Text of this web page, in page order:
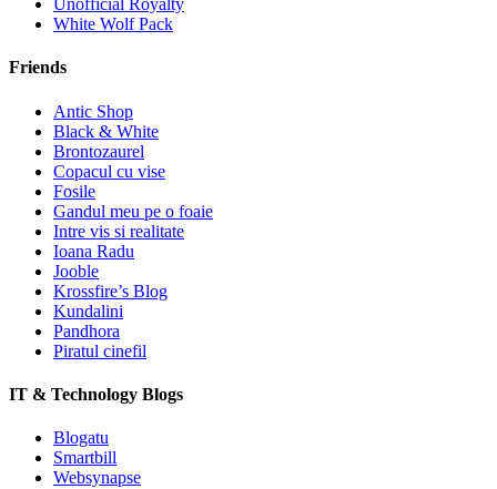
Unofficial Royalty
White Wolf Pack
Friends
Antic Shop
Black & White
Brontozaurel
Copacul cu vise
Fosile
Gandul meu pe o foaie
Intre vis si realitate
Ioana Radu
Jooble
Krossfire’s Blog
Kundalini
Pandhora
Piratul cinefil
IT & Technology Blogs
Blogatu
Smartbill
Websynapse